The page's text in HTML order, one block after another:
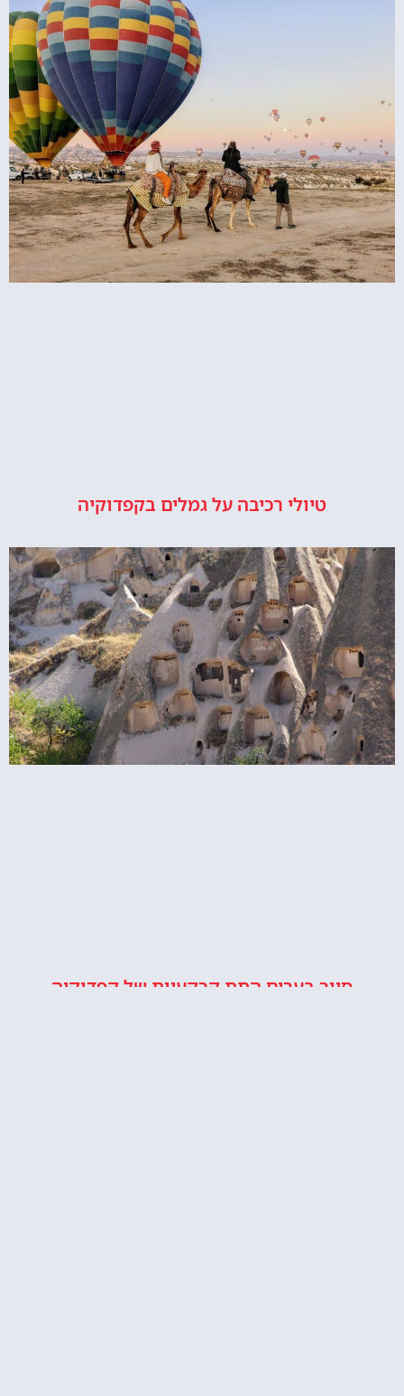
טיולי רכיבה על גמלים בקפדוקיה
סיור בערים התת קרקעיות של קפדוקיה